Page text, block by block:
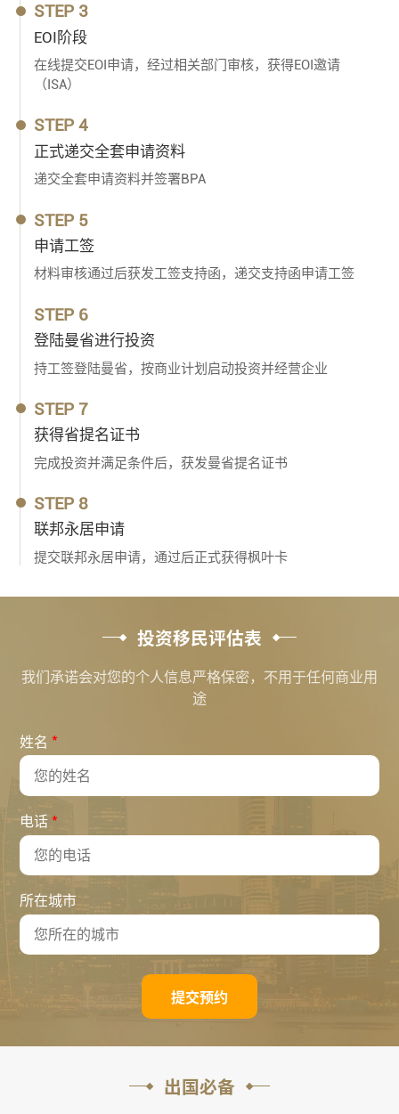
STEP 3
EOI阶段
在线提交EOI申请，经过相关部门审核，获得EOI邀请
（ISA）
STEP 4
正式递交全套申请资料
递交全套申请资料并签署BPA
STEP 5
申请工签
材料审核通过后获发工签支持函，递交支持函申请工签
STEP 6
登陆曼省进行投资
持工签登陆曼省，按商业计划启动投资并经营企业
STEP 7
获得省提名证书
完成投资并满足条件后，获发曼省提名证书
STEP 8
联邦永居申请
提交联邦永居申请，通过后正式获得枫叶卡
投资移民评估表
我们承诺会对您的个人信息严格保密，不用于任何商业用
途
姓名 *
电话 *
所在城市
提交预约
出国必备